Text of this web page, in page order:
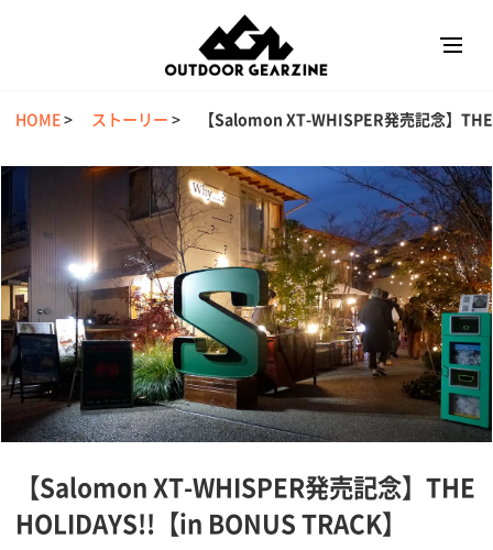
HOME> ストーリー > 【Salomon XT-WHISPER発売記念】
【Salomon XT-WHISPER発売記念】THE
HOLIDAYS!!【in BONUS TRACK】